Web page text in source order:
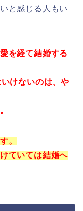
と感じる人もい
を経て結婚する
けないのは、や
。
ていては結婚へ